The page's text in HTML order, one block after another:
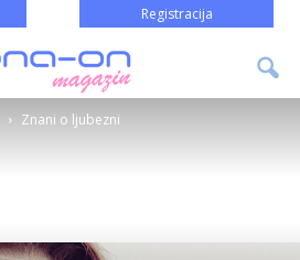
Registracija
Znani o ljubezni